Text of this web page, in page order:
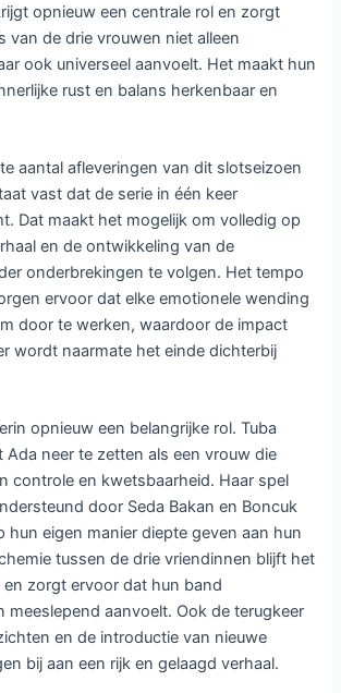
opnieuw een centrale rol en zorgt
van de drie vrouwen niet alleen
ook universeel aanvoelt. Het maakt hun
rust en balans herkenbaar en
aantal afleveringen van dit slotseizoen
vast dat de serie in één keer
Dat maakt het mogelijk om volledig op
en de ontwikkeling van de
onderbrekingen te volgen. Het tempo
ervoor dat elke emotionele wending
door te werken, waardoor de impact
wordt naarmate het einde dichterbij
opnieuw een belangrijke rol. Tuba
Ada neer te zetten als een vrouw die
controle en kwetsbaarheid. Haar spel
door Seda Bakan en Boncuk
hun eigen manier diepte geven aan hun
tussen de drie vriendinnen blijft het
en zorgt ervoor dat hun band
meeslepend aanvoelt. Ook de terugkeer
en de introductie van nieuwe
bij aan een rijk en gelaagd verhaal.